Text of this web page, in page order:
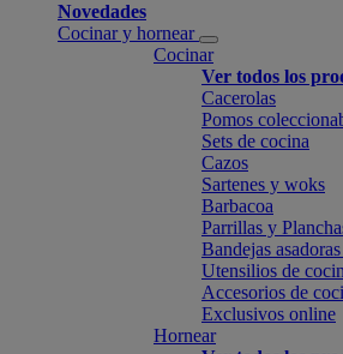
Novedades
Cocinar y hornear
Cocinar
Ver todos los
Cacerolas
Pomos
Sets de cocina
Cazos
Sartenes y woks
Barbacoa
Parrillas y
Bandejas
Utensilios de
Accesorios de
Exclusivos online
Hornear